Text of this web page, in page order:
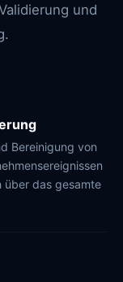
und
Bereinigung von
über das gesamte